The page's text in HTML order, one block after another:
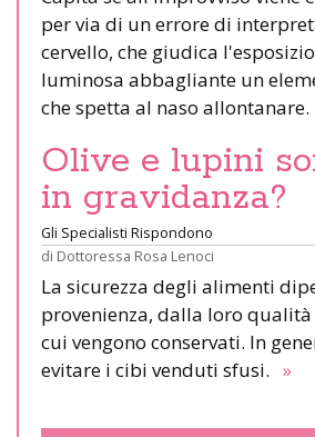
per via di un errore di
cervello, che giudica
luminosa abbagliante un
che spetta al naso allontanare.
Olive e lupini
in gravidanza?
Gli Specialisti Rispondono
di Dottoressa Rosa Lenoci
La sicurezza degli alimenti
provenienza, dalla loro
cui vengono conservati. In
evitare i cibi venduti sfusi. »